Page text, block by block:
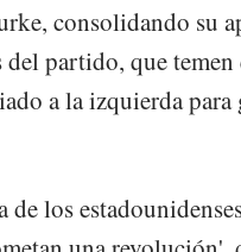
consolidando su
del partido, que temen
a la izquierda para
de los